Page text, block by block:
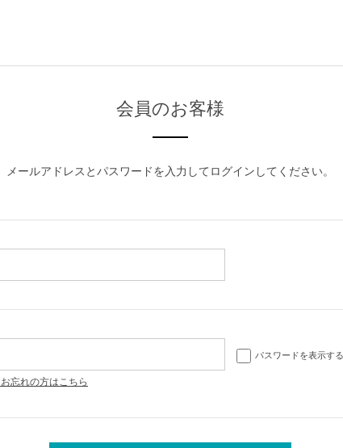
会員のお客様
メールアドレスとパスワードを入力してログインしてください。
パスワードを表示する
忘れの方はこちら